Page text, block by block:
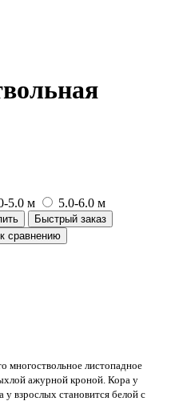
5.0 м 5.0-6.0 м
Быстрый заказ
сравнению
многоствольное листопадное
ажурной кроной. Кора у
взрослых становится белой с